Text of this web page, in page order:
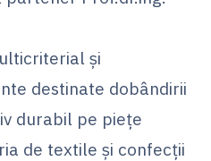
şi
destinate dobândirii
durabil pe pieţe
de textile şi confecţii